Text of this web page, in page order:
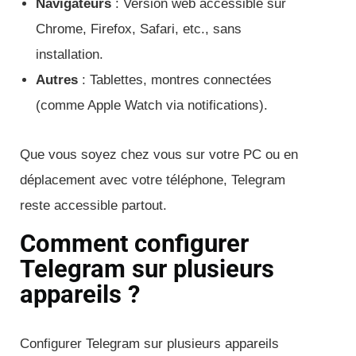
Navigateurs : Version web accessible sur
Chrome, Firefox, Safari, etc., sans
installation.
Autres : Tablettes, montres connectées
(comme Apple Watch via notifications).
Que vous soyez chez vous sur votre PC ou en
déplacement avec votre téléphone, Telegram
reste accessible partout.
Comment configurer
Telegram sur plusieurs
appareils ?
Configurer Telegram sur plusieurs appareils